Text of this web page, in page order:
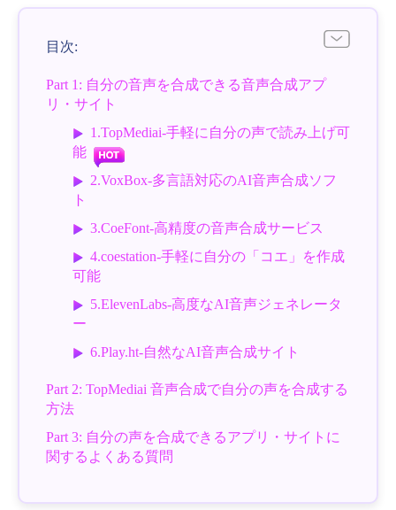
目次:
Part 1: 自分の音声を合成できる音声合成アプ
リ・サイト
1.TopMediai-手軽に自分の声で読み上げ可
能
2.VoxBox-多言語対応のAI音声合成ソフ
ト
3.CoeFont-高精度の音声合成サービス
4.coestation-手軽に自分の「コエ」を作成
可能
5.ElevenLabs-高度なAI音声ジェネレータ
ー
6.Play.ht-自然なAI音声合成サイト
Part 2: TopMediai 音声合成で自分の声を合成する
方法
Part 3: 自分の声を合成できるアプリ・サイトに
関するよくある質問